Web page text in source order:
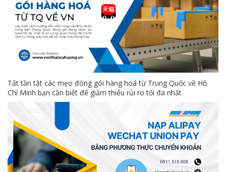
Tất tần tật các mẹo đóng gói hàng hoá từ Trung Quốc về Hồ
Chí Minh bạn cần biết để giảm thiểu rủi ro tối đa nhất